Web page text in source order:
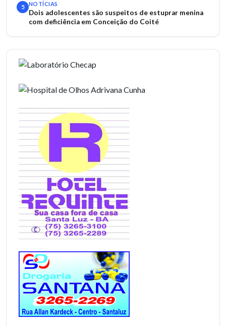
5 NOTÍCIAS
Dois adolescentes são suspeitos de estuprar menina
com deficiência em Conceição do Coité